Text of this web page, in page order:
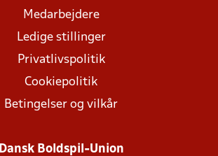
Medarbejdere
Ledige stillinger
Privatlivspolitik
Cookiepolitik
Betingelser og vilkår
Dansk Boldspil-Union